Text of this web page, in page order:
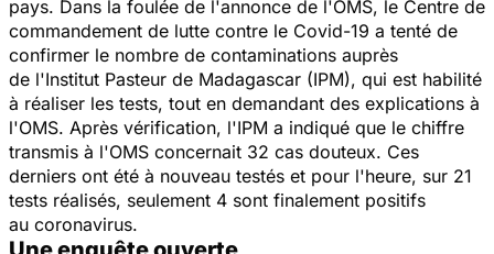
pays. Dans la foulée de l'annonce de l'OMS, le Centre de
commandement de lutte contre le Covid-19 a tenté de
confirmer le nombre de contaminations auprès
de l'Institut Pasteur de Madagascar (IPM), qui est habilité
à réaliser les tests, tout en demandant des explications à
l'OMS. Après vérification, l'IPM a indiqué que le chiffre
transmis à l'OMS concernait 32 cas douteux. Ces
derniers ont été à nouveau testés et pour l'heure, sur 21
tests réalisés, seulement 4 sont finalement positifs
au coronavirus.